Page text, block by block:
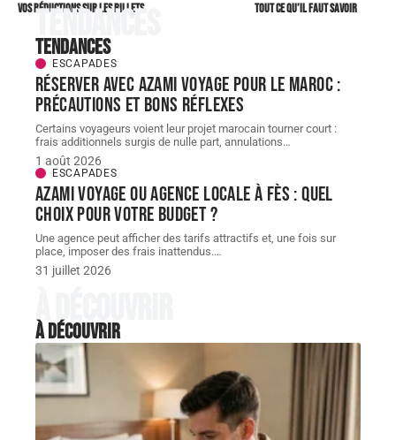
vos réductions sur les billets
tout ce qu’il faut savoir
Tendances
Tendances
ESCAPADES
Réserver avec AZAMI VOYAGE pour le Maroc :
précautions et bons réflexes
Certains voyageurs voient leur projet marocain tourner court :
frais additionnels surgis de nulle part, annulations…
1 août 2026
ESCAPADES
AZAMI VOYAGE ou agence locale à Fès : quel
choix pour votre budget ?
Une agence peut afficher des tarifs attractifs et, une fois sur
place, imposer des frais inattendus.…
31 juillet 2026
À découvrir
À découvrir